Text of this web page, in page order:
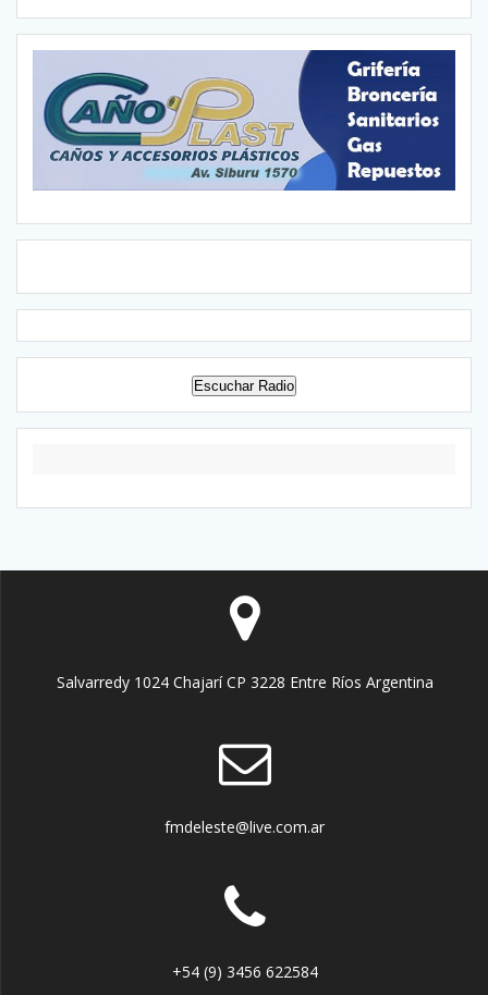
Escuchar Radio
Salvarredy 1024 Chajarí CP 3228 Entre Ríos Argentina
fmdeleste@live.com.ar
+54 (9) 3456 622584